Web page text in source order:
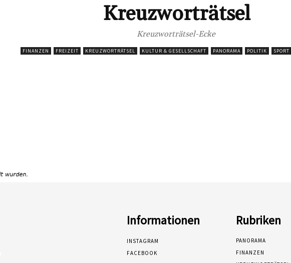
Kreuzworträtsel
Kreuzworträtsel-Ecke
FINANZEN FREIZEIT KREUZWORTRÄTSEL KULTUR & GESELLSCHAFT PANORAMA POLITIK SPORT
Informationen
INSTAGRAM
FACEBOOK
Rubriken
PANORAMA
FINANZEN